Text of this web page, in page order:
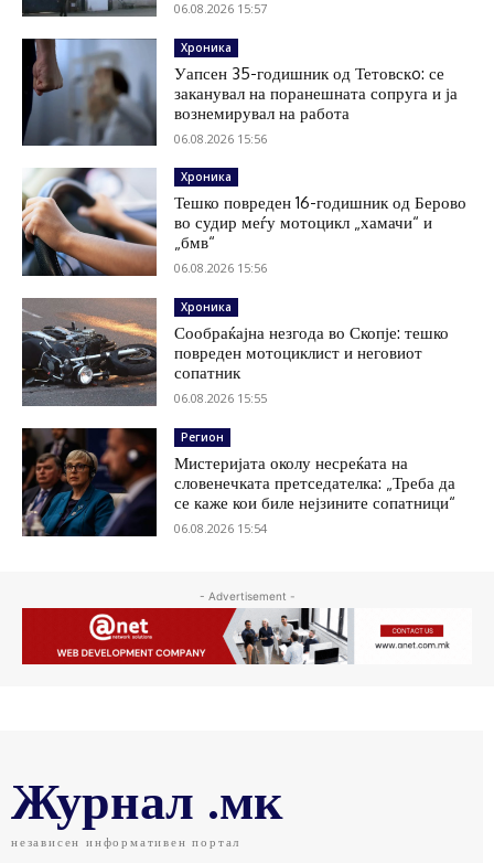
06.08.2026 15:57
Хроника
Уапсен 35-годишник од Тетовскo: се
заканувал на поранешната сопруга и ја
вознемирувал на работа
06.08.2026 15:56
Хроника
Тешко повреден 16-годишник од Берово
во судир меѓу мотоцикл „хамачи“ и
„бмв“
06.08.2026 15:56
Хроника
Сообраќајна незгода во Скопје: тешко
повреден мотоциклист и неговиот
сопатник
06.08.2026 15:55
Регион
Мистеријата околу несреќата на
словенечката претседателка: „Треба да
се каже кои биле нејзините сопатници“
06.08.2026 15:54
- Advertisement -
Журнал .мк
независен информативен портал